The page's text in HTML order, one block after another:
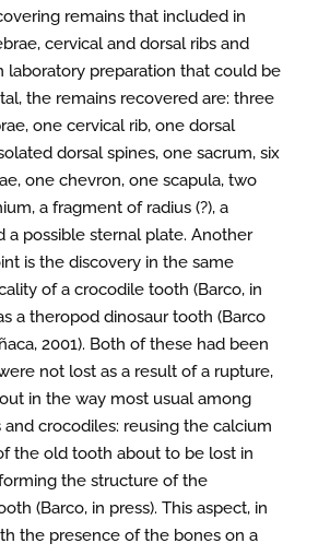
remains that included in
cervical and dorsal ribs and
laboratory preparation that could be
the remains recovered are: three
one cervical rib, one dorsal
dorsal spines, one sacrum, six
one chevron, one scapula, two
a fragment of radius (?), a
a possible sternal plate. Another
is the discovery in the same
of a crocodile tooth (Barco, in
a theropod dinosaur tooth (Barco
2001). Both of these had been
not lost as a result of a rupture,
in the way most usual among
and crocodiles: reusing the calcium
the old tooth about to be lost in
the structure of the
(Barco, in press). This aspect, in
the presence of the bones on a